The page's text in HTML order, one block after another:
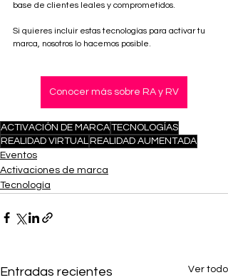
base de clientes leales y comprometidos.
Si quieres incluir estas tecnologías para activar tu
marca, nosotros lo hacemos posible.
Conocer más sobre RA y RV
ACTIVACIÓN DE MARCATECNOLOGÍAS
REALIDAD VIRTUAL REALIDAD AUMENTADA
Eventos
Activaciones de marca
Tecnología
Entradas recientes Ver todo